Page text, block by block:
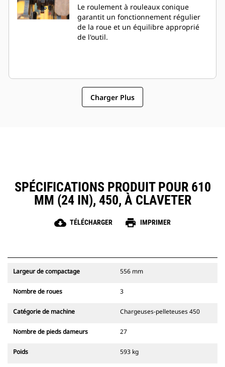
Le roulement à rouleaux conique
garantit un fonctionnement régulier
de la roue et un équilibre approprié
de l'outil.
Charger Plus
SPÉCIFICATIONS PRODUIT POUR 610
MM (24 IN), 450, À CLAVETER
cloud_download TÉLÉCHARGER print IMPRIMER
Largeur de compactage 556 mm
Nombre de roues 3
Catégorie de machine Chargeuses-pelleteuses 450
Nombre de pieds dameurs 27
Poids 593 kg